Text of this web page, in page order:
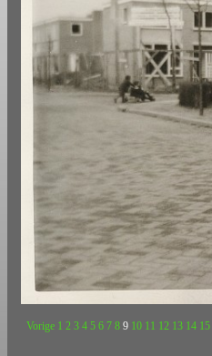
Vorige 1 2 3 4 5 6 7 8 9 10 11 12 13 14 15